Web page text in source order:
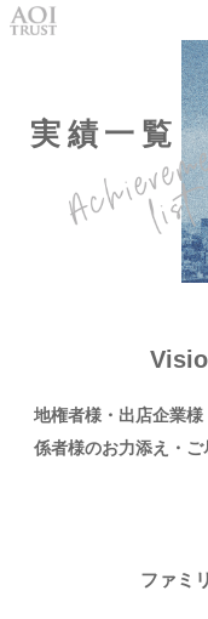
実績一覧
地権者様・出店企業様
係者様のお力添え・
ファミ